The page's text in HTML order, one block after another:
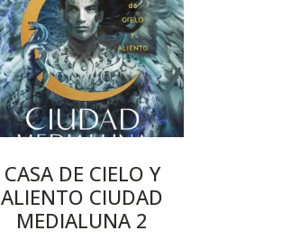
CASA DE CIELO Y
ALIENTO CIUDAD
MEDIALUNA 2